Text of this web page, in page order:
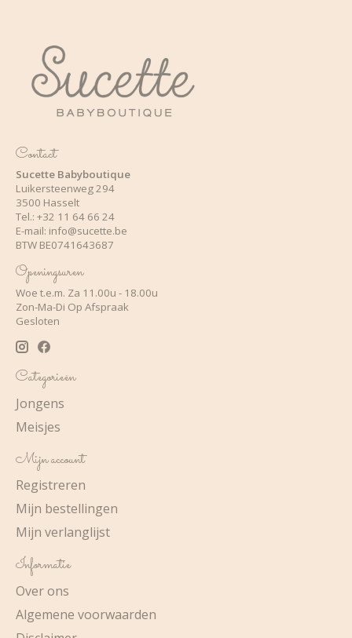
Contact
Sucette Babyboutique
Luikersteenweg 294
3500 Hasselt
Tel.: +32 11 64 66 24
E-mail: info@sucette.be
BTW BE0741643687
Openingsuren
Woe t.e.m. Za 11.00u - 18.00u
Zon-Ma-Di Op Afspraak
Gesloten
Categorieën
Jongens
Meisjes
Mijn account
Registreren
Mijn bestellingen
Mijn verlanglijst
Informatie
Over ons
Algemene voorwaarden